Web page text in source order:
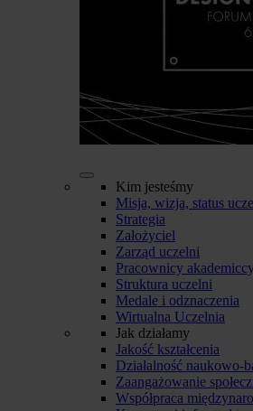
Kim jesteśmy
Misja, wizja, status
Strategia
Założyciel
Zarząd uczelni
Pracownicy
Struktura uczelni
Medale i odznaczenia
Wirtualna Uczelnia
Jak działamy
Jakość kształcenia
Działalność naukowo-
Zaangażowanie
Współpraca